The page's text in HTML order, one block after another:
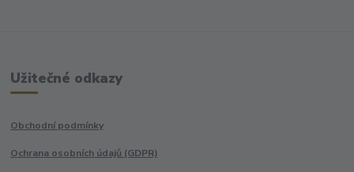
Užitečné odkazy
Obchodní podmínky
Ochrana osobních údajů (GDPR)